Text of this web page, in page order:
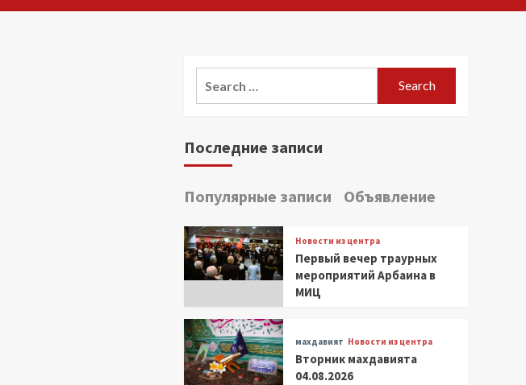
Последние записи
Популярные записи Объявление
Новости из центра
Первый вечер траурных
мероприятий Арбаина в
МИЦ
махдавият Новости из центра
Вторник махдавията
04.08.2026